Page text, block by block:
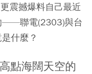
震撼爆料自己最近
——聯電(2303)與台
什麼？
點海闊天空的